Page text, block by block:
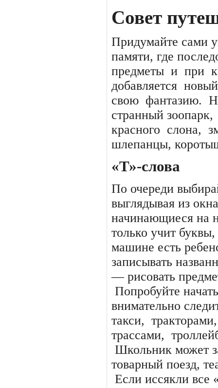
Совет
Придумайте сами
памяти, где
предметы и при
добавляется
свою фантазию.
странный зоопарк,
красного слона,
шлепанцы,
«Т»-слова
По очереди
выглядывая из
начинающиеся на
только учит
машине есть
записывать
— рисовать
Попробуйте
внимательно
такси, тракторами,
трассами,
Школьник может
товарный поезд,
Если иссякли все